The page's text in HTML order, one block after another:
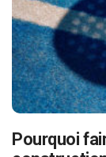
Pourquoi